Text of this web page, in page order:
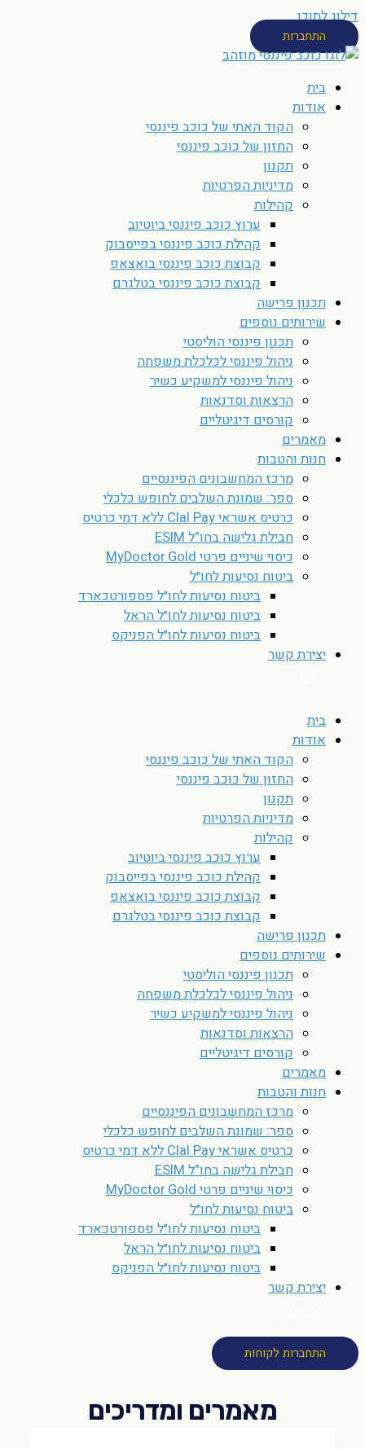
דילוג לתוכן
התחברות
בית
אודות
הקוד האתי של כוכב פיננסי
החזון של כוכב פיננסי
תקנון
מדיניות הפרטיות
קהילות
ערוץ כוכב פיננסי ביוטיוב
קהילת כוכב פיננסי בפייסבוק
קבוצת כוכב פיננסי בואצאפ
קבוצת כוכב פיננסי בטלגרם
תכנון פרישה
שירותים נוספים
תכנון פיננסי הוליסטי
ניהול פיננסי לכלכלת משפחה
ניהול פיננסי למשקיע כשיר
הרצאות וסדנאות
קורסים דיגיטליים
מאמרים
חנות והטבות
מרכז המחשבונים הפיננסיים
ספר: שמונת השלבים לחופש כלכלי
כרטיס אשראי Clal Pay ללא דמי כרטיס
חבילת גלישה בחו”ל ESIM
כיסוי שיניים פרטי MyDoctor Gold
ביטוח נסיעות לחו״ל
ביטוח נסיעות לחו״ל פספורטכארד
ביטוח נסיעות לחו״ל הראל
ביטוח נסיעות לחו״ל הפניקס
יצירת קשר
בית
אודות
הקוד האתי של כוכב פיננסי
החזון של כוכב פיננסי
תקנון
מדיניות הפרטיות
קהילות
ערוץ כוכב פיננסי ביוטיוב
קהילת כוכב פיננסי בפייסבוק
קבוצת כוכב פיננסי בואצאפ
קבוצת כוכב פיננסי בטלגרם
תכנון פרישה
שירותים נוספים
תכנון פיננסי הוליסטי
ניהול פיננסי לכלכלת משפחה
ניהול פיננסי למשקיע כשיר
הרצאות וסדנאות
קורסים דיגיטליים
מאמרים
חנות והטבות
מרכז המחשבונים הפיננסיים
ספר: שמונת השלבים לחופש כלכלי
כרטיס אשראי Clal Pay ללא דמי כרטיס
חבילת גלישה בחו”ל ESIM
כיסוי שיניים פרטי MyDoctor Gold
ביטוח נסיעות לחו״ל
ביטוח נסיעות לחו״ל פספורטכארד
ביטוח נסיעות לחו״ל הראל
ביטוח נסיעות לחו״ל הפניקס
יצירת קשר
התחברות לקוחות